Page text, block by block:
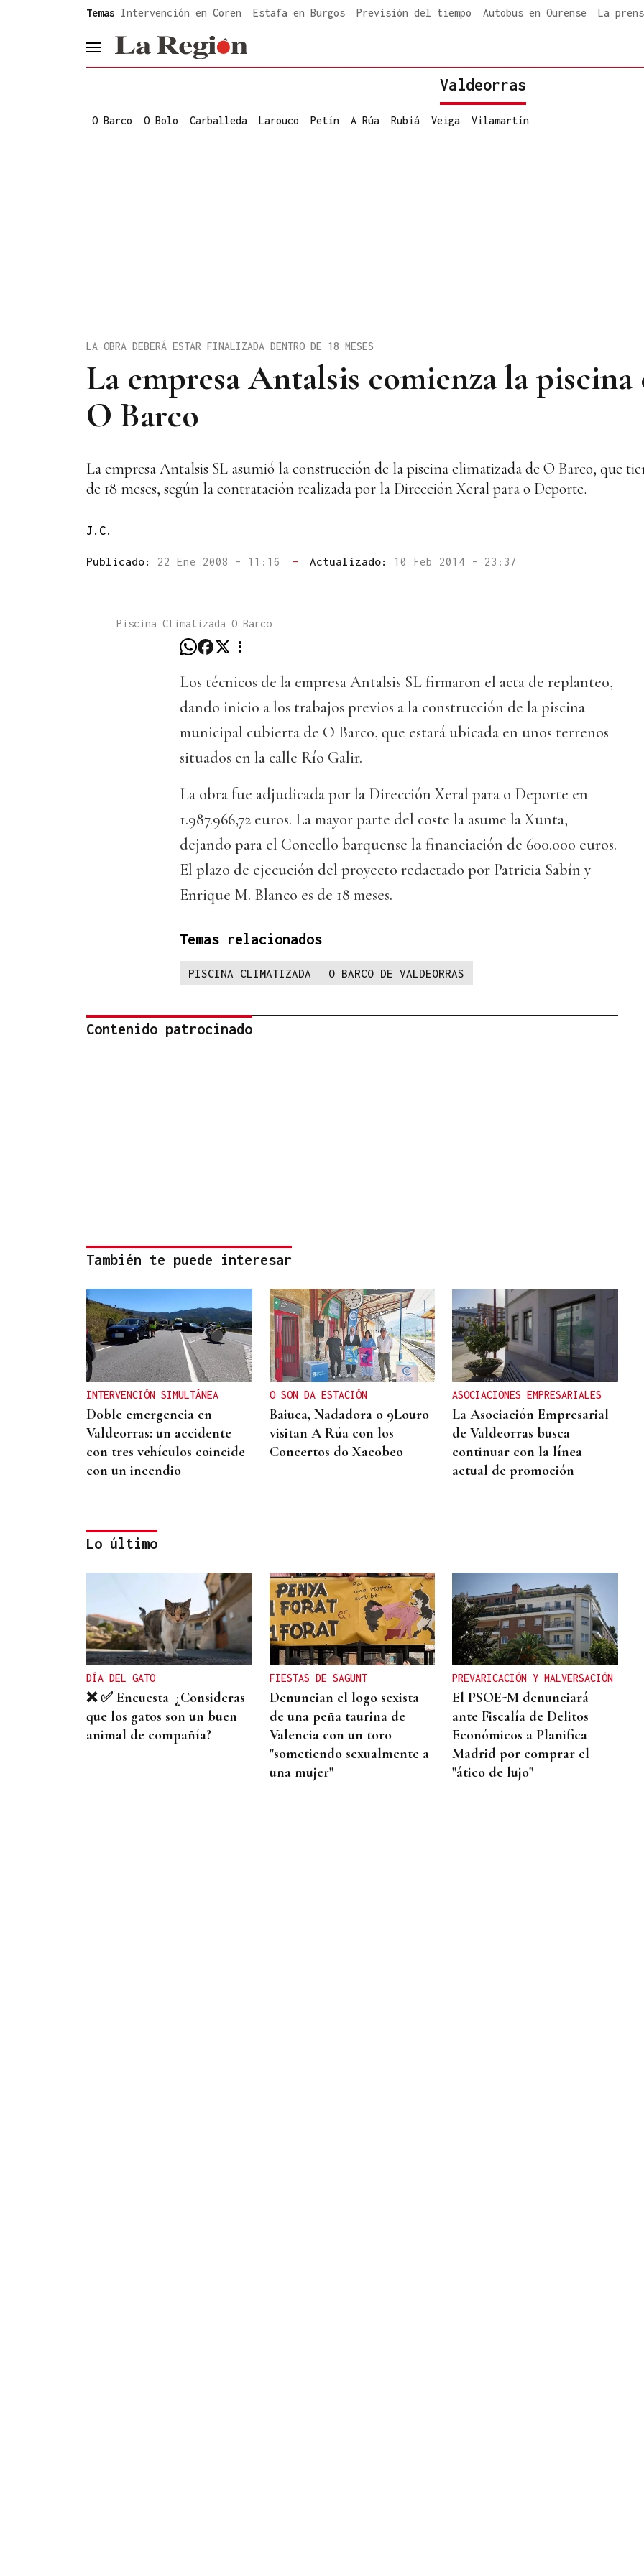
Temas Intervención en Coren Estafa en Burgos Previsión del tiempo Autobus en Ourense La
header.menu.open
Valdeorras
O Barco O Bolo Carballeda Larouco Petín A Rúa Rubiá Veiga Vilamartín
La empresa Antalsis comienza la
O Barco
LA OBRA DEBERÁ ESTAR FINALIZADA DENTRO DE 18 MESES
La empresa Antalsis SL asumió la construcción de la piscina climatizada de O Barco, que
de 18 meses, según la contratación realizada por la Dirección Xeral para o Deporte.
J.C.
Publicado: 22 Ene 2008 - 11:16 — Actualizado: 10 Feb 2014 - 23:37
Piscina Climatizada O Barco
Los técnicos de la empresa Antalsis SL firmaron el acta de replanteo,
dando inicio a los trabajos previos a la construcción de la piscina
municipal cubierta de O Barco, que estará ubicada en unos terrenos
situados en la calle Río Galir.
La obra fue adjudicada por la Dirección Xeral para o Deporte en
1.987.966,72 euros. La mayor parte del coste la asume la Xunta,
dejando para el Concello barquense la financiación de 600.000 euros.
El plazo de ejecución del proyecto redactado por Patricia Sabín y
Enrique M. Blanco es de 18 meses.
Temas relacionados
PISCINA CLIMATIZADA O BARCO DE VALDEORRAS
Contenido patrocinado
También te puede interesar
INTERVENCIÓN SIMULTÁNEA
Doble emergencia en
Valdeorras: un accidente
con tres vehículos coincide
con un incendio
O SON DA ESTACIÓN
Baiuca, Nadadora o 9Louro
visitan A Rúa con los
Concertos do Xacobeo
ASOCIACIONES EMPRESARIALES
La Asociación Empresarial
de Valdeorras busca
continuar con la línea
actual de promoción
DISTRIBUIDORA FAMILIAR
Gaseosas Roca, medio siglo
creciendo junto a
Valdeorras y Coca-Cola
Lo último
DÍA DEL GATO
❌ ✅ Encuesta| ¿Consideras
que los gatos son un buen
animal de compañía?
FIESTAS DE SAGUNT
Denuncian el logo sexista
de una peña taurina de
Valencia con un toro
"sometiendo sexualmente a
una mujer"
PREVARICACIÓN Y MALVERSACIÓN
El PSOE-M denunciará
ante Fiscalía de Delitos
Económicos a Planifica
Madrid por comprar el
"ático de lujo"